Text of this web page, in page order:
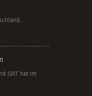
SIXT hat im